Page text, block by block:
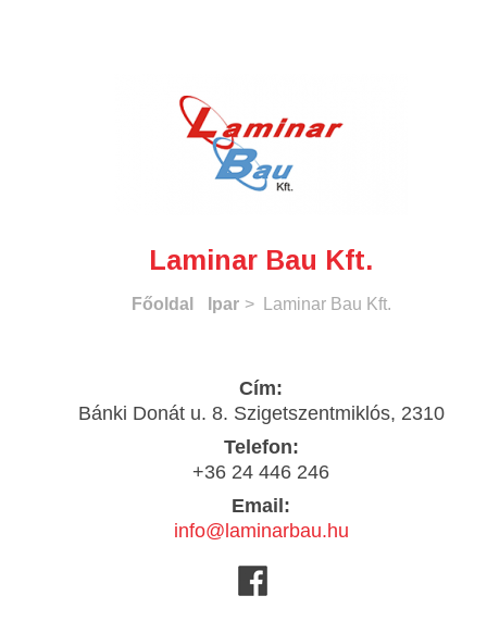
Laminar Bau Kft.
Főoldal Ipar > Laminar Bau Kft.
Cím:
Bánki Donát u. 8. Szigetszentmiklós, 2310
Telefon:
+36 24 446 246
Email:
info@laminarbau.hu